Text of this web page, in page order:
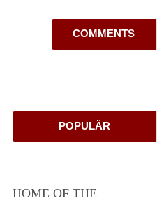
COMMENTS
POPULÄR
HOME OF THE